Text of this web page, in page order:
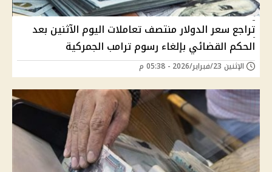
تراجع سعر الدولار منتصف تعاملات اليوم الآثنين بعد
الحكم القضائي بإلغاء رسوم ترامب الجمركية
الإثنين 23/فبراير/2026 - 05:38 م